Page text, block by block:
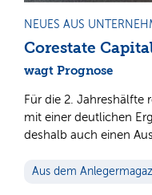
NEUES AUS
Corestate
wagt Prognose
Für die 2. Jahreshälfte
mit einer deutlichen
deshalb auch einen
Aus dem